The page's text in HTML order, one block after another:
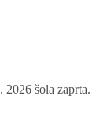
2026 šola zaprta.